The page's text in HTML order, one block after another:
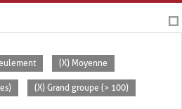
(X) Moyenne
(X) Grand groupe (> 100)